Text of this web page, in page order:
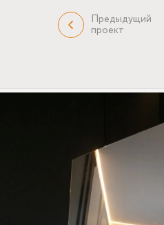
Предыдущий
проект